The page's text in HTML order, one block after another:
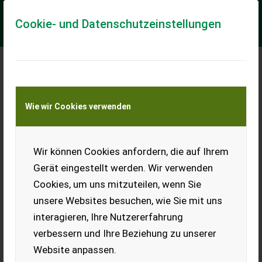
Cookie- und Datenschutzeinstellungen
Wie wir Cookies verwenden
Wir können Cookies anfordern, die auf Ihrem
Gerät eingestellt werden. Wir verwenden
Cookies, um uns mitzuteilen, wenn Sie
unsere Websites besuchen, wie Sie mit uns
interagieren, Ihre Nutzererfahrung
verbessern und Ihre Beziehung zu unserer
Website anpassen.
Meine Transportkostenanfrage
Transport von Land- und Baumaschinen –
KEINE Tiertransporte
Sonstige Potetsetter
== Mer informasjon (NO) == mascus_category: agridrills
Please provide reference number upon request: 7484 See
en.landbrukssalg.no/7484 for more im...
EUR 2.400